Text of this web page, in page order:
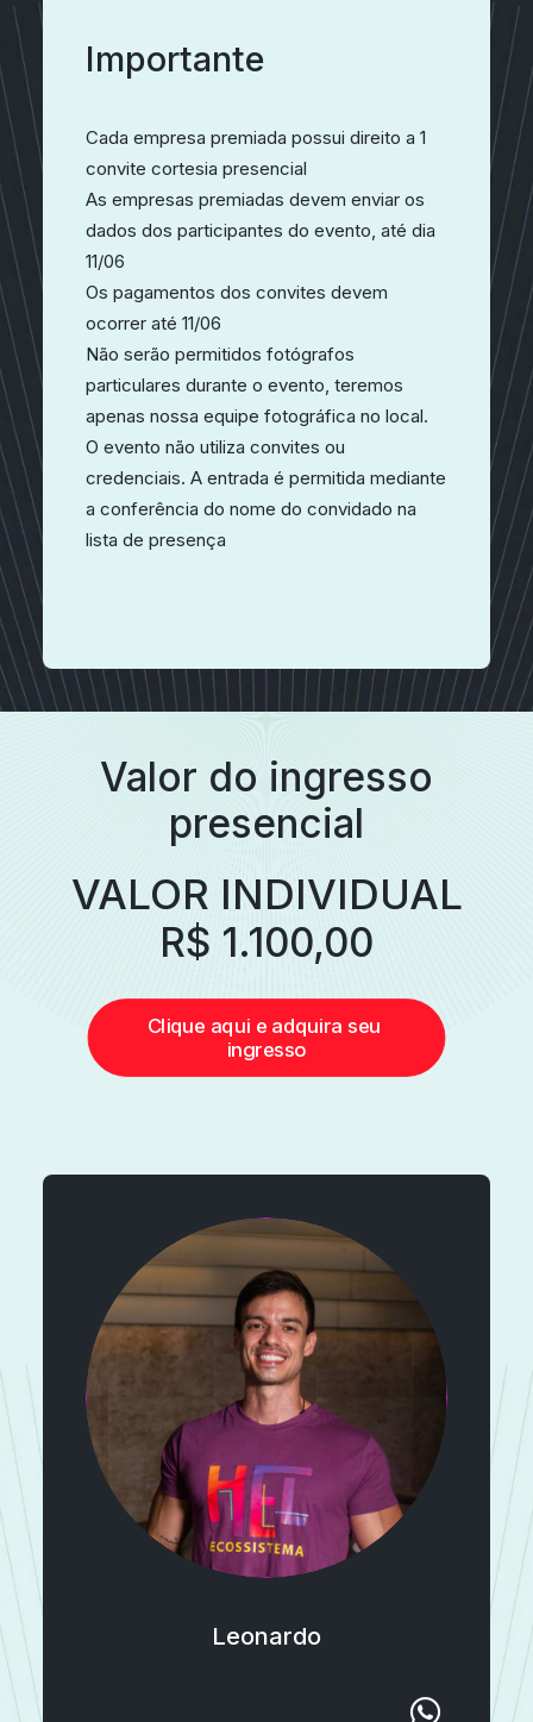
Importante
Cada empresa premiada possui direito a 1
convite cortesia presencial
As empresas premiadas devem enviar os
dados dos participantes do evento, até dia
11/06
Os pagamentos dos convites devem
ocorrer até 11/06
Não serão permitidos fotógrafos
particulares durante o evento, teremos
apenas nossa equipe fotográfica no local.
O evento não utiliza convites ou
credenciais. A entrada é permitida mediante
a conferência do nome do convidado na
lista de presença
Valor do ingresso
presencial
VALOR INDIVIDUAL
R$ 1.100,00
Clique aqui e adquira seu
ingresso
Leonardo